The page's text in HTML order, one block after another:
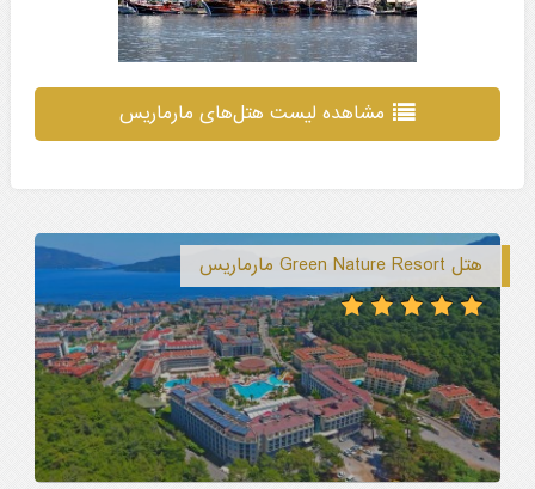
مشاهده لیست هتل‌های مارماریس
هتل Green Nature Resort مارماریس